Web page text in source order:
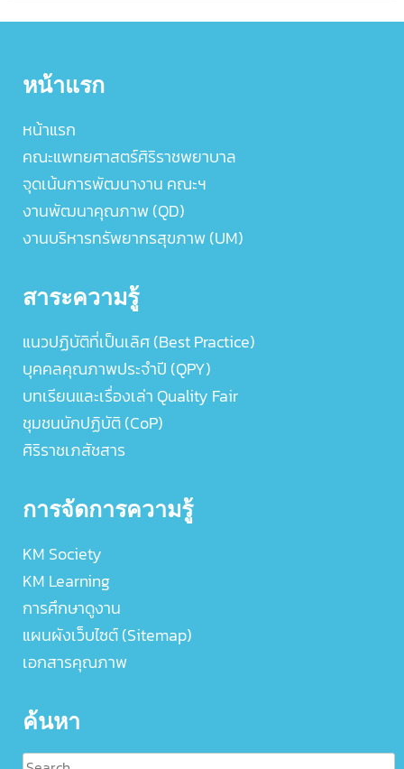
หน้าแรก
หน้าแรก
คณะแพทยศาสตร์ศิริราชพยาบาล
จุดเน้นการพัฒนางาน คณะฯ
งานพัฒนาคุณภาพ (QD)
งานบริหารทรัพยากรสุขภาพ (UM)
สาระความรู้
แนวปฏิบัติที่เป็นเลิศ (Best Practice)
บุคคลคุณภาพประจำปี (QPY)
บทเรียนและเรื่องเล่า Quality Fair
ชุมชนนักปฏิบัติ (CoP)
ศิริราชเภสัชสาร
การจัดการความรู้
KM Society
KM Learning
การศึกษาดูงาน
แผนผังเว็บไซต์ (Sitemap)
เอกสารคุณภาพ
ค้นหา
Search